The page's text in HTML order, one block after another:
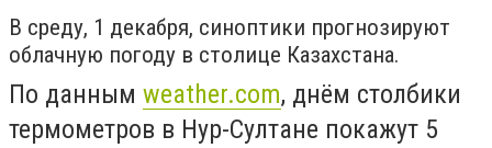
В среду, 1 декабря, синоптики прогнозируют
облачную погоду в столице Казахстана.
По данным weather.com, днём столбики
термометров в Нур-Султане покажут 5